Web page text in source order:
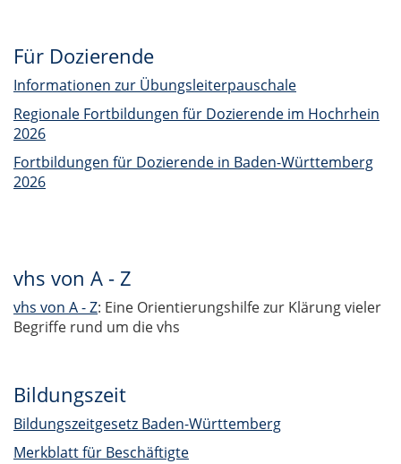
Für Dozierende
Informationen zur Übungsleiterpauschale
Regionale Fortbildungen für Dozierende im Hochrhein
2026
Fortbildungen für Dozierende in Baden-Württemberg
2026
vhs von A - Z
vhs von A - Z: Eine Orientierungshilfe zur Klärung vieler
Begriffe rund um die vhs
Bildungszeit
Bildungszeitgesetz Baden-Württemberg
Merkblatt für Beschäftigte